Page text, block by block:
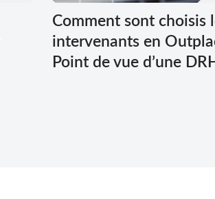
Comment sont choisis
intervenants en
Point de vue d’une